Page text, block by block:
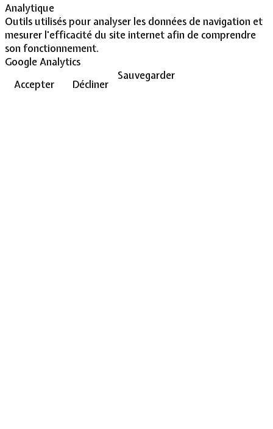
Analytique
Outils utilisés pour analyser les données de navigation et
mesurer l'efficacité du site internet afin de comprendre
son fonctionnement.
Google Analytics
Accepter
Décliner
Sauvegarder